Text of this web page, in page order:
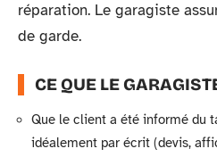
réparation. Le garagiste
de garde.
CE QUE LE
Que le client a été informé du
idéalement par écrit (devis,